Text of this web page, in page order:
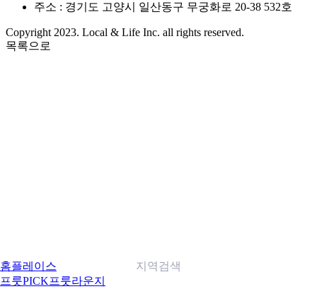
주소 : 경기도 고양시 일산동구 무궁화로 20-38 532호
Copyright 2023. Local & Life Inc. all rights reserved.
목록으로
홈플레이스
프룻PICK프룻라운지
지역검색